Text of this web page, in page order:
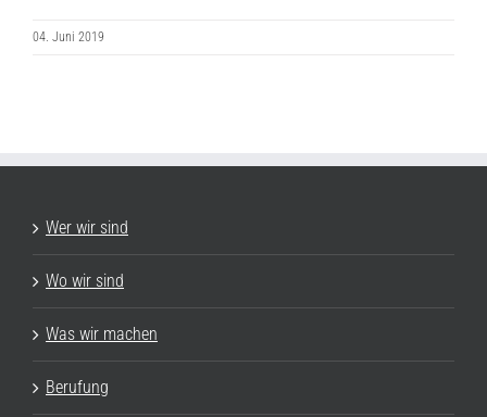
04. Juni 2019
Wer wir sind
Wo wir sind
Was wir machen
Berufung